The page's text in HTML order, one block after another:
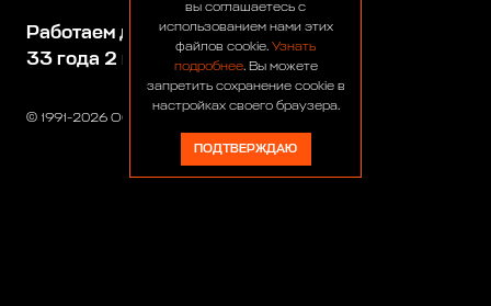
© 1991-2026 ООО «Сервис 4х4»
Работаем для вас:
33 года 2 месяца 25 дней
вы соглашаетесь с
использованием нами этих
файлов cookie. Узнать
подробнее. Вы можете
запретить сохранение cookie в
настройках своего браузера.
ПОДТВЕРЖДАЮ